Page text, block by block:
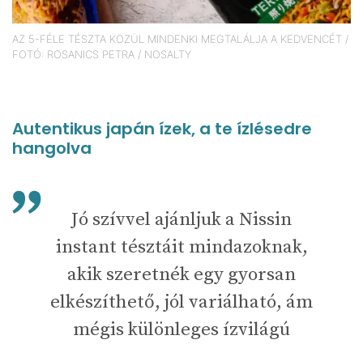
AZ 5-FÉLE TÉSZTA KÖZÜL MINDENKI MEGTALÁLJA A KEDVENCÉT /
FOTÓ: ROSANICS PETRA / NOSALTY
Autentikus japán ízek, a te ízlésedre
hangolva
Jó szívvel ajánljuk a Nissin
instant tésztáit mindazoknak,
akik szeretnék egy gyorsan
elkészíthető, jól variálható, ám
mégis különleges ízvilágú